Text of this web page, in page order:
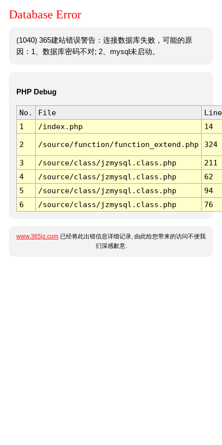
Database Error
(1040) 365建站错误警告：连接数据库失败，可能的原
因：1、数据库密码不对; 2、mysql未启动。
PHP Debug
No. File
Line
1
/index.php 14
2 /source/function/function_extend.php 324
3 /source/class/jzmysql.class.php
211
4
/source/class/jzmysql.class.php
62
5
/source/class/jzmysql.class.php
94
6
/source/class/jzmysql.class.php 76
www.365jz.com 已经将此出错信息详细记录, 由此给您带来的访问不便我
们深感歉意.